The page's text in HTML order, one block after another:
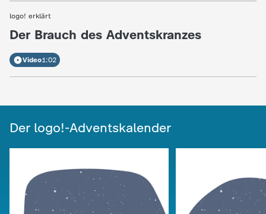
logo! erklärt
:
Der Brauch des Adventskranzes
Video1:02
Der logo!-Adventskalender